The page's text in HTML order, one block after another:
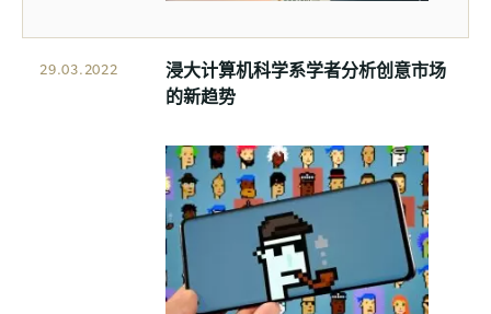
29.03.2022
浸大计算机科学系学者分析创意市场
的新趋势